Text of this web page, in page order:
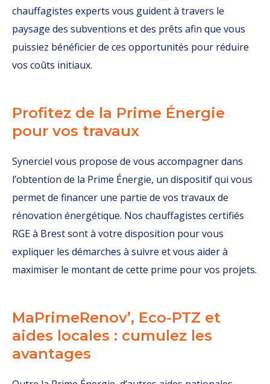
chauffagistes experts vous guident à travers le
paysage des subventions et des prêts afin que vous
puissiez bénéficier de ces opportunités pour réduire
vos coûts initiaux.
Profitez de la Prime Énergie
pour vos travaux
Synerciel vous propose de vous accompagner dans
l’obtention de la Prime Énergie, un dispositif qui vous
permet de financer une partie de vos travaux de
rénovation énergétique. Nos chauffagistes certifiés
RGE à Brest sont à votre disposition pour vous
expliquer les démarches à suivre et vous aider à
maximiser le montant de cette prime pour vos projets.
MaPrimeRenov’, Eco-PTZ et
aides locales : cumulez les
avantages